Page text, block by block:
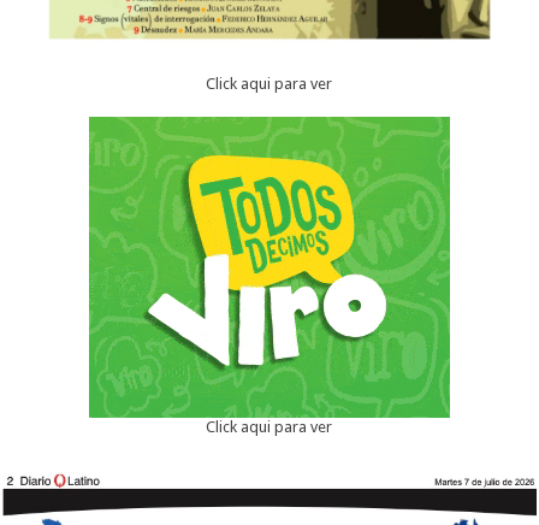
Click aqui para ver
Click aqui para ver